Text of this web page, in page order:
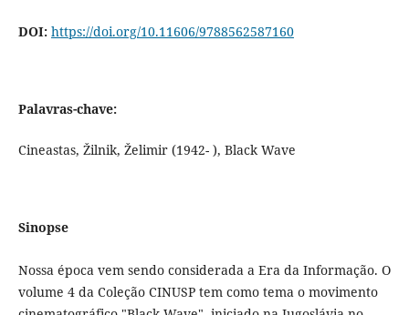
DOI: https://doi.org/10.11606/9788562587160
Palavras-chave:
Cineastas, Žilnik, Želimir (1942- ), Black Wave
Sinopse
Nossa época vem sendo considerada a Era da Informação. O
volume 4 da Coleção CINUSP tem como tema o movimento